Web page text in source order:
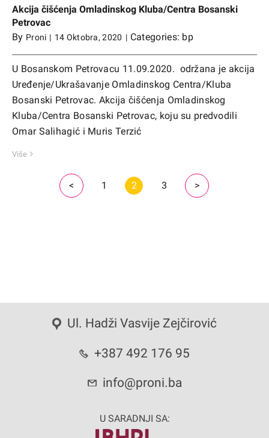
Akcija čišćenja Omladinskog Kluba/Centra Bosanski
Petrovac
By Proni | 14 Oktobra, 2020 | Categories: bp
U Bosanskom Petrovacu 11.09.2020. održana je akcija
Uređenje/Ukrašavanje Omladinskog Centra/Kluba
Bosanski Petrovac. Akcija čišćenja Omladinskog
Kluba/Centra Bosanski Petrovac, koju su predvodili
Omar Salihagić i Muris Terzić
Više
< 1 2 3 >
Ul. Hadži Vasvije Zejčirović
+387 492 176 95
info@proni.ba
U SARADNJI SA: